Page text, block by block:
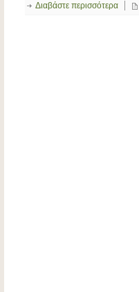
Διαβάστε περισσότερα